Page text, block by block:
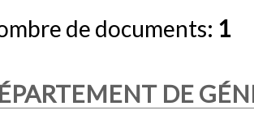
de documents: 1
DE